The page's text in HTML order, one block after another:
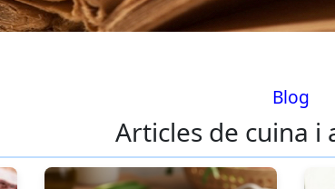
Blog
Articles de cuina i